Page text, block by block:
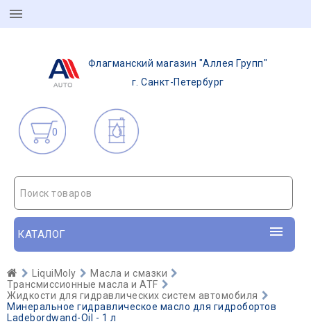
Флагманский магазин "Аллея Групп"
г. Санкт-Петербург
0
Поиск товаров
КАТАЛОГ
LiquiMoly
Масла и смазки
Трансмиссионные масла и ATF
Жидкости для гидравлических систем автомобиля
Минеральное гидравлическое масло для гидробортов
Ladebordwand-Oil - 1 л